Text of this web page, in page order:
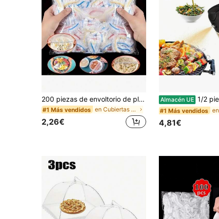
200 piezas de envoltorio de plástico desechable, elástico y autosellante, para la conservación de alimentos, adecuado para cubrir cuencos y platos, uso doméstico.
#1 Más vendidos en Cubiertas para alimentos
2,26€
Almacén UE 1/2 piezas Botella rociadora de aceite, dispensador de aceite de cocina,
#1 Más vendidos
4,81€